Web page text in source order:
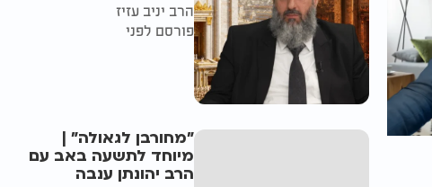
הרב יניב עזיז
פורסם לפני
"מחורבן לגאולה" |
מיוחד לתשעה באב עם
הרב יהונתן ענבה